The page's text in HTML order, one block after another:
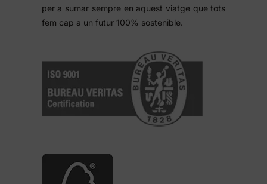
per a sumar sempre en aquest viatge que tots
fem cap a un futur 100% sostenible.